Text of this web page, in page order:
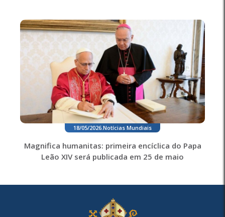
18/05/2026.Notícias Mundiais
Magnifica humanitas: primeira encíclica do Papa
Leão XIV será publicada em 25 de maio